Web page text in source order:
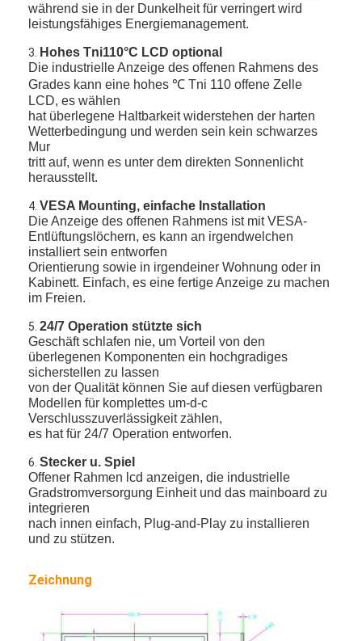
Produkte
während sie in der Dunkelheit für verringert wird
leistungsfähiges Energiemanagement.
3.
Hohes Tni110°C LCD optional
Die industrielle Anzeige des offenen Rahmens des
Grades kann eine hohes ℃ Tni 110 offene Zelle
LCD, es wählen
hat überlegene Haltbarkeit widerstehen der harten
Wetterbedingung und werden sein kein schwarzes
Mur
tritt auf, wenn es unter dem direkten Sonnenlicht
herausstellt.
4.VESA Mounting, einfache Installation
Die Anzeige des offenen Rahmens ist mit VESA-
Entlüftungslöchern, es kann an irgendwelchen
installiert sein entworfen
Orientierung sowie in irgendeiner Wohnung oder in
Kabinett. Einfach, es eine fertige Anzeige zu machen
im Freien.
5.24/7 Operation stützte sich
Geschäft schlafen nie, um Vorteil von den
überlegenen Komponenten ein hochgradiges
sicherstellen zu lassen
von der Qualität können Sie auf diesen verfügbaren
Modellen für komplettes um-d-c
Verschlusszuverlässigkeit zählen,
es hat für 24/7 Operation entworfen.
6.Stecker u. Spiel
Offener Rahmen lcd anzeigen, die industrielle
Gradstromversorgung Einheit und das mainboard zu
integrieren
nach innen einfach, Plug-and-Play zu installieren
und zu stützen.
Zeichnung